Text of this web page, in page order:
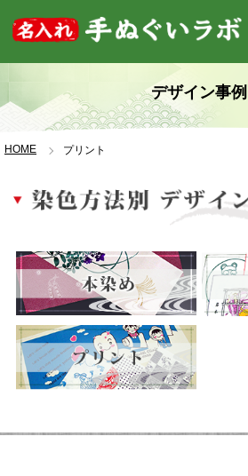
デザイン事例
HOME プリント